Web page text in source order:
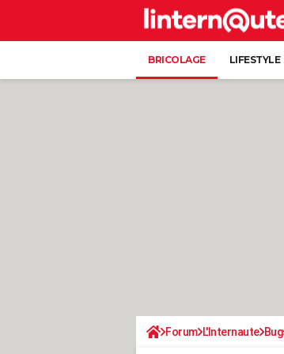
BRICOLAGE LIFESTYLE
Forum L'Internaute